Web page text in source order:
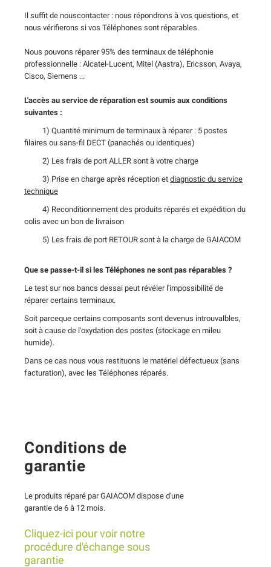
Il suffit de nouscontacter : nous répondrons à vos questions, et
nous vérifierons si vos Téléphones sont réparables.
Nous pouvons réparer 95% des terminaux de téléphonie
professionnelle : Alcatel-Lucent, Mitel (Aastra), Ericsson, Avaya,
Cisco, Siemens ...
L'accès au service de réparation est soumis aux conditions
suivantes :
1) Quantité minimum de terminaux à réparer : 5 postes
filaires ou sans-fil DECT (panachés ou identiques)
2) Les frais de port ALLER sont à votre charge
3) Prise en charge après réception et diagnostic du service
technique
4) Reconditionnement des produits réparés et expédition du
colis avec un bon de livraison
5) Les frais de port RETOUR sont à la charge de GAIACOM
Que se passe-t-il si les Téléphones ne sont pas réparables ?
Le test sur nos bancs dessai peut révéler l'impossibilité de
réparer certains terminaux.
Soit parceque certains composants sont devenus introuvalbles,
soit à cause de l'oxydation des postes (stockage en mileu
humide).
Dans ce cas nous vous restituons le matériel défectueux (sans
facturation), avec les Téléphones réparés.
Conditions de
garantie
Le produits réparé par GAIACOM dispose d'une
garantie de 6 à 12 mois.
Cliquez-ici pour voir notre
procédure d'échange sous
garantie